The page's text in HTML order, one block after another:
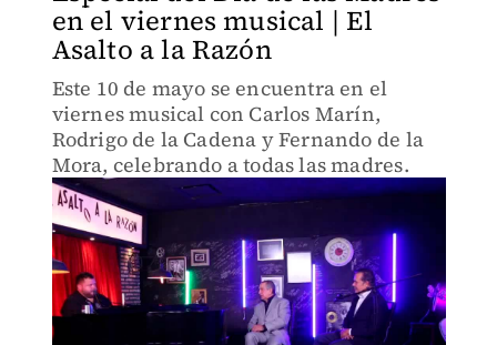
en el viernes musical | El
Asalto a la Razón
Este 10 de mayo se encuentra en el
viernes musical con Carlos Marín,
Rodrigo de la Cadena y Fernando de la
Mora, celebrando a todas las madres.